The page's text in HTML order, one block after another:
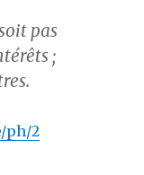
pas
;
ph/2